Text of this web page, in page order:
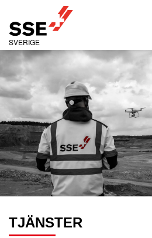
SVERIGE
TJÄNSTER